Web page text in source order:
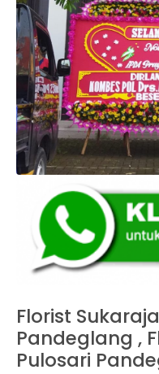
Florist
Pandeglang ,
Pulosari